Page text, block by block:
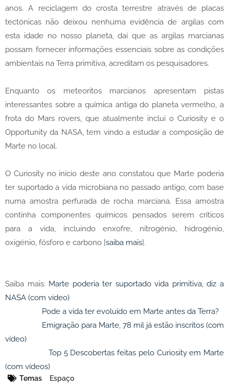
anos. A reciclagem do crosta terrestre através de placas
tectónicas não deixou nenhuma evidência de argilas com
esta idade no nosso planeta, daí que as argilas marcianas
possam fornecer informações essenciais sobre as condições
ambientais na Terra primitiva, acreditam os pesquisadores.
Enquanto os meteoritos marcianos apresentam pistas
interessantes sobre a química antiga do planeta vermelho, a
frota do Mars rovers, que atualmente inclui o Curiosity e o
Opportunity da NASA, tem vindo a estudar a composição de
Marte no local.
O Curiosity no início deste ano constatou que Marte poderia
ter suportado a vida microbiana no passado antigo, com base
numa amostra perfurada de rocha marciana. Essa amostra
continha componentes químicos pensados serem críticos
para a vida, incluindo enxofre, nitrogénio, hidrogénio,
oxigénio, fósforo e carbono [saiba mais].
Saiba mais: Marte poderia ter suportado vida primitiva, diz a
NASA (com video)
Pode a vida ter evoluído em Marte antes da Terra?
Emigração para Marte, 78 mil já estão inscritos (com
vídeo)
Top 5 Descobertas feitas pelo Curiosity em Marte
(com vídeos)
Temas Espaço